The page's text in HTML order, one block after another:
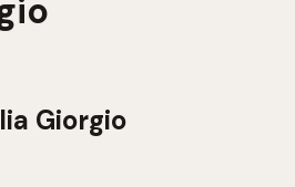
Giorgio